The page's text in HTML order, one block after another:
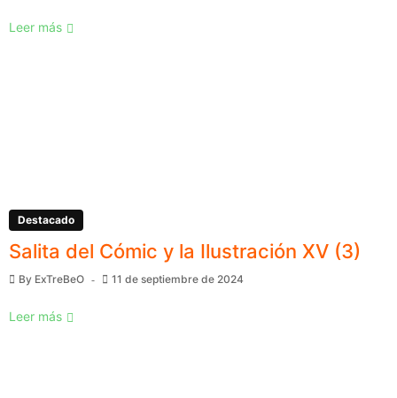
Leer más
Destacado
Salita del Cómic y la Ilustración XV (3)
By ExTreBeO 11 de septiembre de 2024
Leer más